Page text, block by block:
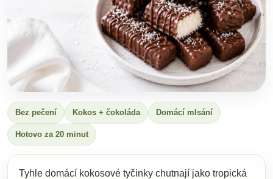
Bez pečení Kokos + čokoláda Domácí mlsání
Hotovo za 20 minut
Tyhle domácí kokosové tyčinky chutnají jako tropická